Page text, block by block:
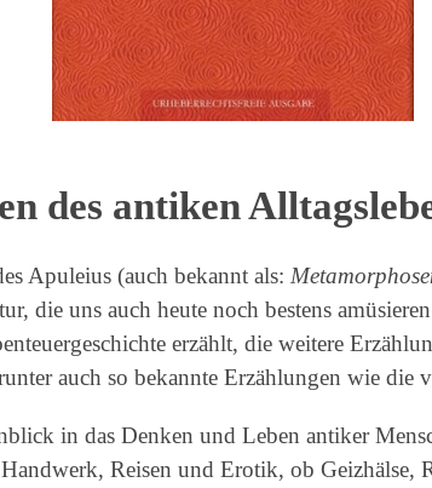
des antiken
Apuleius (auch bekannt als:
die uns auch heute noch bestens
erzählt, die weitere
auch so bekannte Erzählungen wie die
in das Denken und Leben antiker
Reisen und Erotik, ob Geizhälse,